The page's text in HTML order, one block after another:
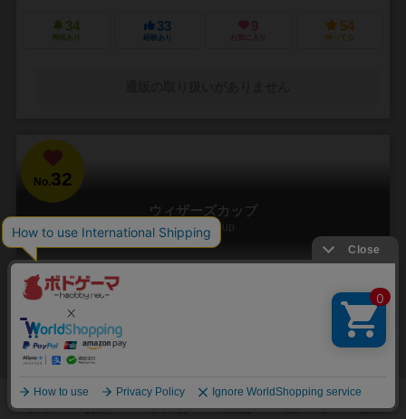
34
興味あり
33
経験あり
9
お気に入り
54
持ってる
No.32
ウィザーズカップ
Wizards Cup
2人用
心理戦と読みあいの1vs1対戦ゲーム
読みあいのゲームですね。 二人と...